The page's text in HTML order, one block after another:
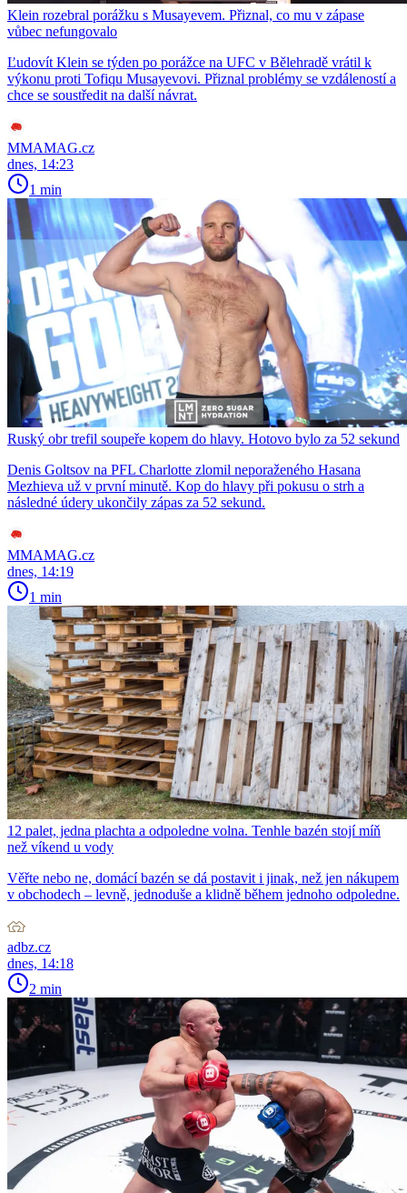
Klein rozebral porážku s Musayevem. Přiznal, co mu v zápase
vůbec nefungovalo
Ľudovít Klein se týden po porážce na UFC v Bělehradě vrátil k
výkonu proti Tofiqu Musayevovi. Přiznal problémy se vzdáleností a
chce se soustředit na další návrat.
MMAMAG.cz
dnes, 14:23
1 min
Ruský obr trefil soupeře kopem do hlavy. Hotovo bylo za 52 sekund
Denis Goltsov na PFL Charlotte zlomil neporaženého Hasana
Mezhieva už v první minutě. Kop do hlavy při pokusu o strh a
následné údery ukončily zápas za 52 sekund.
MMAMAG.cz
dnes, 14:19
1 min
12 palet, jedna plachta a odpoledne volna. Tenhle bazén stojí míň
než víkend u vody
Věřte nebo ne, domácí bazén se dá postavit i jinak, než jen nákupem
v obchodech – levně, jednoduše a klidně během jednoho odpoledne.
adbz.cz
dnes, 14:18
2 min